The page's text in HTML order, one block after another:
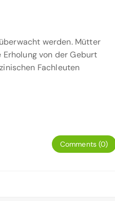
werden. Mütter
von der Geburt
Fachleuten
Comments (0)